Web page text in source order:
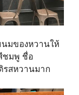
มของหวานให้
ชมพู ชื่อ
รสหวานมาก